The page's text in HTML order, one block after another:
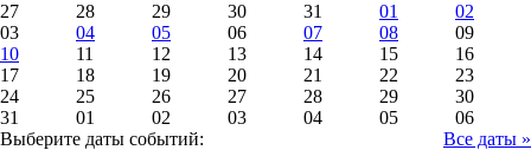
27
28 29 30 31 01
02
03
04 05 06 07 08
09
10
11 12 13 14 15
16
17
18 19 20 21 22
23
24
25 26 27 28 29
30
31
01 02 03 04 05
06
Все даты »
Выберите даты событий: